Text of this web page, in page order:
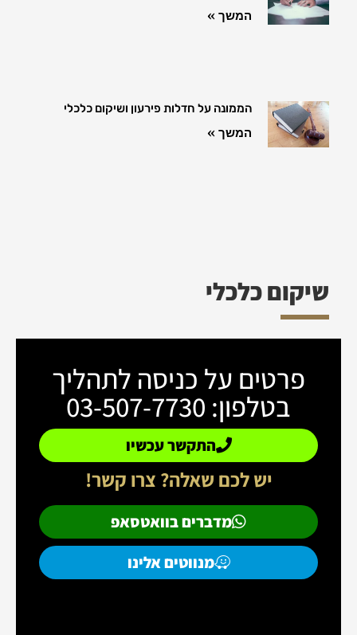
המשך »
הממונה על חדלות פירעון ושיקום כלכלי
המשך »
שיקום כלכלי
פרטים על כניסה לתהליך
בטלפון: 03-507-7730
התקשר עכשיו
יש לכם שאלה? צרו קשר!
מדברים בוואטסאפ
מנווטים אלינו